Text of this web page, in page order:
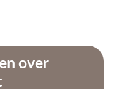
over